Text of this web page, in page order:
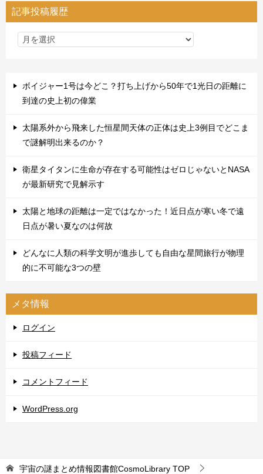
記事投稿履歴
ボイジャー1号は今どこ？打ち上げから50年で1光日の距離に
到達の史上初の偉業
太陽系外から飛来した恒星間天体の正体は史上3例目でどこま
で謎解明出来るのか？
衛星タイタンに生命が存在する可能性はゼロじゃないとNASA
が最新研究で見解示す
太陽と地球の距離は一定ではなかった！近日点が寒い冬で遠
日点が暑い夏なのは何故
どんなに人類の科学文明が進歩しても自由な星間旅行が物理
的に不可能な3つの壁
メタ情報
ログイン
投稿フィード
コメントフィード
WordPress.org
宇宙の謎まとめ情報図書館CosmoLibrary TOP